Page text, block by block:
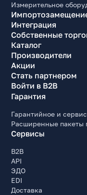
Измерительное
Интеграция
Собственные
Каталог
Производители
Акции
Стать партнером
Войти в B2B
Гарантия
Гарантийное и
Расширенные пакеты
Сервисы
B2B
API
ЭДО
EDI
Доставка